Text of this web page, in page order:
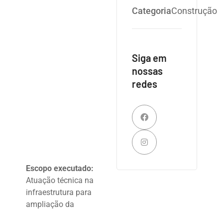
Escopo executado:
Atuação técnica na
infraestrutura para
ampliação da
CategoriaConstrução
Siga em
nossas
redes